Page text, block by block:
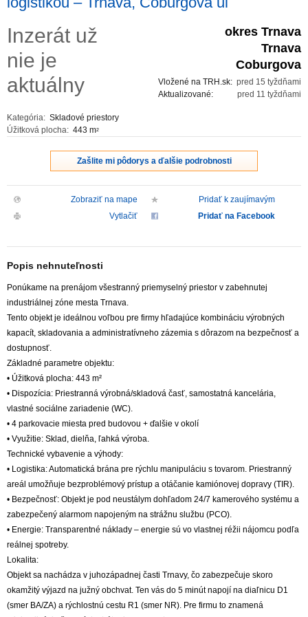
REKLAMA
PARTNERI
OBCHODNÉ PODMIENKY
Inzerát už
nie je
aktuálny
Kategória: Skladové priestory
Úžitková plocha: 443 m2
okres Trnava
Trnava
Coburgova
pred 15 tyždňami
Vložené na TRH.sk:
pred 11 tyždňami
Aktualizované:
Zašlite mi pôdorys a ďalšie podrobnosti
Zobraziť na mape
Pridať k zaujímavým
Vytlačiť
Pridať na Facebook
Popis nehnuteľnosti
Ponúkame na prenájom všestranný priemyselný priestor v zabehnutej
industriálnej zóne mesta Trnava.
Tento objekt je ideálnou voľbou pre firmy hľadajúce kombináciu výrobných
kapacít, skladovania a administratívneho zázemia s dôrazom na bezpečnosť a
dostupnosť.
Základné parametre objektu:
• Úžitková plocha: 443 m²
• Dispozícia: Priestranná výrobná/skladová časť, samostatná kancelária,
vlastné sociálne zariadenie (WC).
• 4 parkovacie miesta pred budovou + ďalšie v okolí
• Využitie: Sklad, dielňa, ľahká výroba.
Technické vybavenie a výhody:
• Logistika: Automatická brána pre rýchlu manipuláciu s tovarom. Priestranný
areál umožňuje bezproblémový prístup a otáčanie kamiónovej dopravy (TIR).
• Bezpečnosť: Objekt je pod neustálym dohľadom 24/7 kamerového systému a
zabezpečený alarmom napojeným na strážnu službu (PCO).
• Energie: Transparentné náklady – energie sú vo vlastnej réžii nájomcu podľa
reálnej spotreby.
Lokalita:
Objekt sa nachádza v juhozápadnej časti Trnavy, čo zabezpečuje skoro
okamžitý výjazd na južný obchvat. Ten vás do 5 minút napojí na diaľnicu D1
(smer BA/ZA) a rýchlostnú cestu R1 (smer NR). Pre firmu to znamená